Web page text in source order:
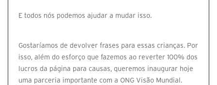
E todos nós podemos ajudar a mudar isso.⠀
Gostaríamos de devolver frases para essas crianças. Por
isso, além do esforço que fazemos ao reverter 100% dos
lucros da página para causas, queremos inaugurar hoje
uma parceria importante com a ONG Visão Mundial.⠀